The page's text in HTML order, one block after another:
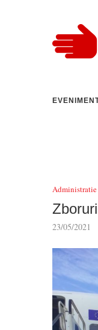
Administratie
23/05/2021